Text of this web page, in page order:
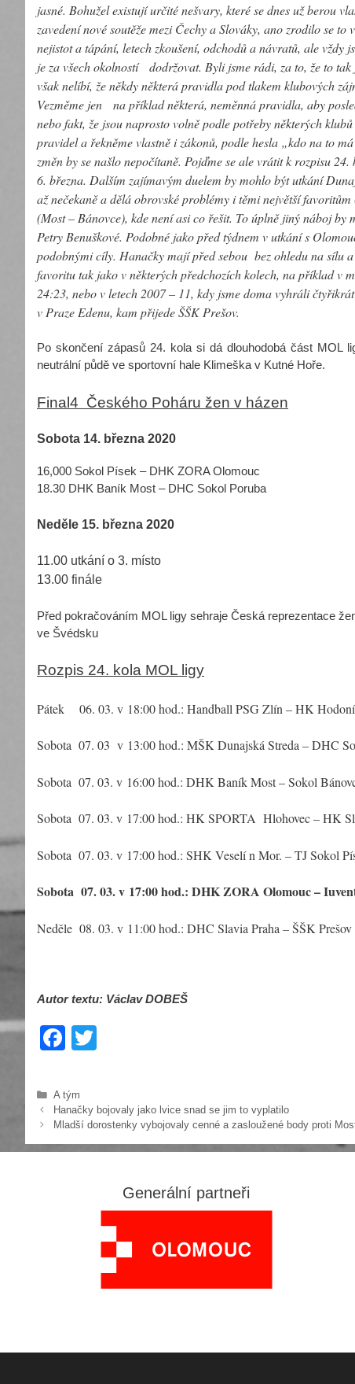
jasné. Bohužel existují určité nešvary, které se dnes už berou
zavedení nové soutěže mezi Čechy a Slováky, ano zrodilo se
nejistot a tápání, letech zkoušení, odchodů a návratů, ale
je za všech okolností dodržovat. Byli jsme rádi, za to, že to
však nelíbí, že někdy některá pravidla pod tlakem klubových
Vezměme jen na příklad některá, neměnná pravidla, aby
nebo fakt, že jsou naprosto volně podle potřeby některých
pravidel a řekněme vlastně i zákonů, podle hesla „kdo na to
změn by se našlo nepočítaně. Pojďme se ale vrátit k rozpisu
6. března. Dalším zajímavým duelem by mohlo být utkání
až nečekaně a dělá obrovské problémy i těmi největší
(Most – Bánovce), kde není asi co řešit. To úplně jiný náboj
Petry Benuškové. Podobné jako před týdnem v utkání s
podobnými cíly. Hanačky mají před sebou bez ohledu na sílu
favoritu tak jako v některých předchozích kolech, na příklad v
24:23, nebo v letech 2007 – 11, kdy jsme doma vyhráli
v Praze Edenu, kam přijede ŠŠK Prešov.
Po skončení zápasů 24. kola si dá dlouhodobá část MOL
neutrální půdě ve sportovní hale Klimeška v Kutné Hoře.
Final4 Českého Poháru žen v házen
Sobota 14. března 2020
16,000 Sokol Písek – DHK ZORA Olomouc
18.30 DHK Baník Most – DHC Sokol Poruba
Neděle 15. března 2020
11.00 utkání o 3. místo
13.00 finále
Před pokračováním MOL ligy sehraje Česká reprezentace
ve Švédsku
Rozpis 24. kola MOL ligy
Pátek 06. 03. v 18:00 hod.: Handball PSG Zlín – HK
Sobota 07. 03 v 13:00 hod.: MŠK Dunajská Streda – DHC
Sobota 07. 03. v 16:00 hod.: DHK Baník Most – Sokol
Sobota 07. 03. v 17:00 hod.: HK SPORTA Hlohovec – HK
Sobota 07. 03. v 17:00 hod.: SHK Veselí n Mor. – TJ Sokol
Sobota 07. 03. v 17:00 hod.: DHK ZORA Olomouc –
Neděle 08. 03. v 11:00 hod.: DHC Slavia Praha – ŠŠK Prešov
Autor textu: Václav DOBEŠ
F
c
e
b
er
Rubriky
A tým
Hanačky bojovaly jako lvice snad se jim to vyplatilo
Mladší dorostenky vybojovaly cenné a zasloužené body proti
Generální partneři